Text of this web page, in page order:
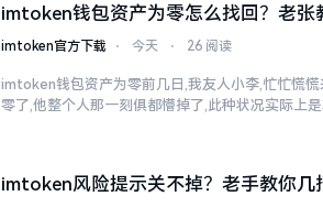
imtoken钱包资产为零怎么找回？老张
imtoken官方下载 ⋅ 今天 ⋅ 26 阅读
imtoken钱包资产为零前几日,我友人小李,忙忙慌
零了,他整个人那一刻俱都懵掉了,此种状况实际上
imtoken风险提示关不掉？老手教你几